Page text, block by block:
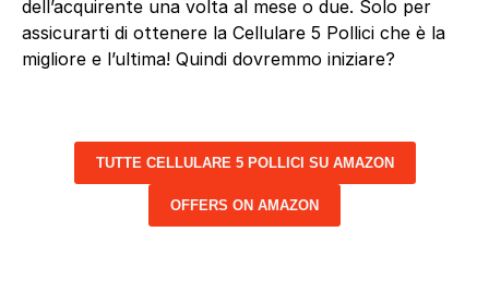
dell’acquirente una volta al mese o due. Solo per
assicurarti di ottenere la Cellulare 5 Pollici che è la
migliore e l’ultima! Quindi dovremmo iniziare?
TUTTE CELLULARE 5 POLLICI SU AMAZON
OFFERS ON AMAZON